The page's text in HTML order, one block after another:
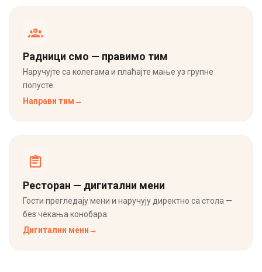
Радници смо — правимо тим
Наручујте са колегама и плаћајте мање уз групне
попусте.
Направи тим→
Ресторан — дигитални мени
Гости прегледају мени и наручују директно са стола —
без чекања конобара.
Дигитални мени→